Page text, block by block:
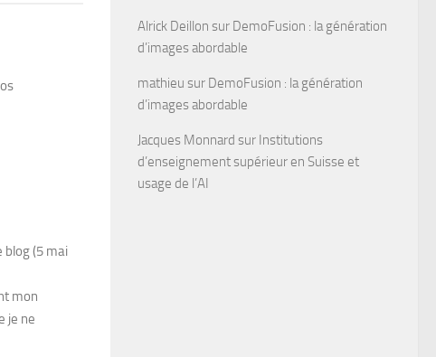
blog (5 mai
mon
je ne
Alrick Deillon sur DemoFusion : la génération
d’images abordable
mathieu sur DemoFusion : la génération
d’images abordable
Jacques Monnard sur Institutions
d’enseignement supérieur en Suisse et
usage de l’AI